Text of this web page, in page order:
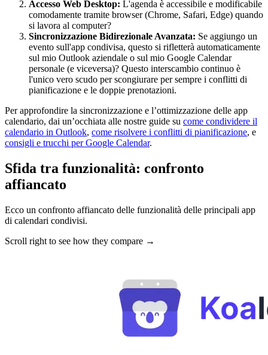
Accesso Web Desktop: L'agenda è accessibile e modificabile
comodamente tramite browser (Chrome, Safari, Edge) quando
si lavora al computer?
Sincronizzazione Bidirezionale Avanzata: Se aggiungo un
evento sull'app condivisa, questo si rifletterà automaticamente
sul mio Outlook aziendale o sul mio Google Calendar
personale (e viceversa)? Questo interscambio continuo è
l'unico vero scudo per scongiurare per sempre i conflitti di
pianificazione e le doppie prenotazioni.
Per approfondire la sincronizzazione e l’ottimizzazione delle app
calendario, dai un’occhiata alle nostre guide su come condividere il
calendario in Outlook, come risolvere i conflitti di pianificazione, e
consigli e trucchi per Google Calendar.
Sfida tra funzionalità: confronto
affiancato
Ecco un confronto affiancato delle funzionalità delle principali app
di calendari condivisi.
Scroll right to see how they compare →